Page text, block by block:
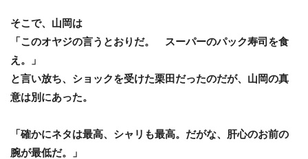
そこで、山岡は
「このオヤジの言うとおりだ。 スーパーのパック寿司を食
え。」
と言い放ち、ショックを受けた栗田だったのだが、山岡の真
意は別にあった。
「確かにネタは最高、シャリも最高。だがな、肝心のお前の
腕が最低だ。」